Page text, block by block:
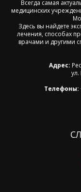
Всегда самая
медицинских
Здесь вы найдете
лечения, способах
врачами и другими
Адрес:
ул.
Телефоны: